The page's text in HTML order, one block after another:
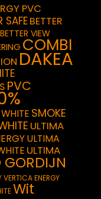
PVC
SAFEBETTER
BETTER VIEW
COMBI
DAKEA
PVC
SMOKE
ULTIMA
ULTIMA
ULTIMA
GORDIJN
VERTICA ENERGY
Wit